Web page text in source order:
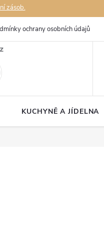
zásob.
ochrany osobních údajů
KUCHYNĚ A JÍDELNA